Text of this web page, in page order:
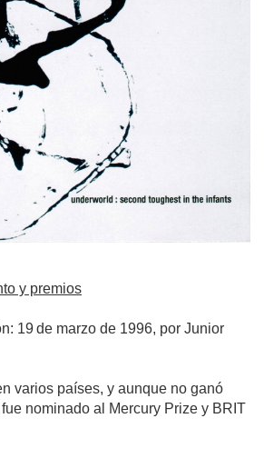
y premios
19 de marzo de 1996, por Junior
varios países, y aunque no ganó
nominado al Mercury Prize y BRIT